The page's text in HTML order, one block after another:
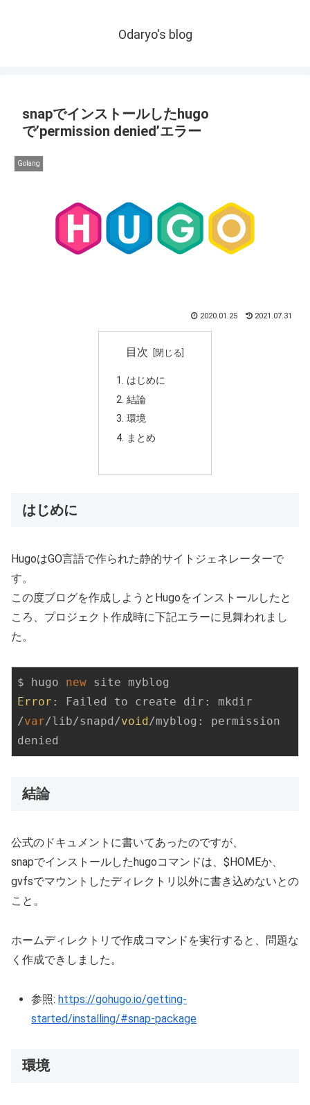
Odaryo's blog
snapでインストールしたhugo
で’permission denied’エラー
Golang
2020.01.25 2021.07.31
目次
はじめに
結論
環境
まとめ
はじめに
HugoはGO言語で作られた静的サイトジェネレーターで
す。
この度ブログを作成しようとHugoをインストールしたと
ころ、プロジェクト作成時に下記エラーに見舞われまし
た。
$ hugo new
Error : Failed to create dir: mkdir
/var/lib/snapd/void /myblog: permission
denied
結論
公式のドキュメントに書いてあったのですが、
snapでインストールしたhugoコマンドは、$HOMEか、
gvfsでマウントしたディレクトリ以外に書き込めないとの
こと。
ホームディレクトリで作成コマンドを実行すると、問題な
く作成できしました。
参照:https://gohugo.io/getting-
started/installing/#snap-package
環境